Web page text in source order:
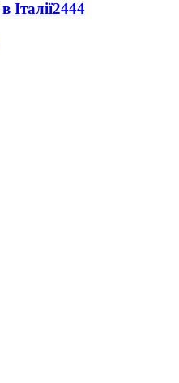
Італії2444